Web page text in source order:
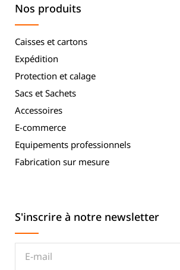
Nos produits
Caisses et cartons
Expédition
Protection et calage
Sacs et Sachets
Accessoires
E-commerce
Equipements professionnels
Fabrication sur mesure
S'inscrire à notre newsletter